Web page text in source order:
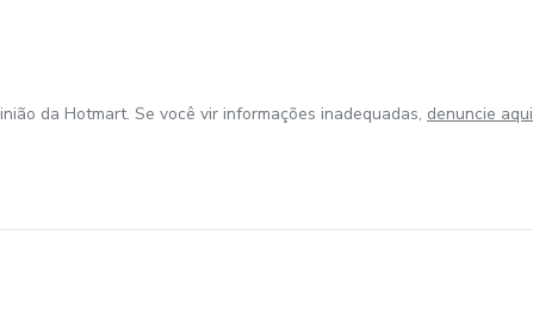
da Hotmart. Se você vir informações inadequadas, denuncie aqui